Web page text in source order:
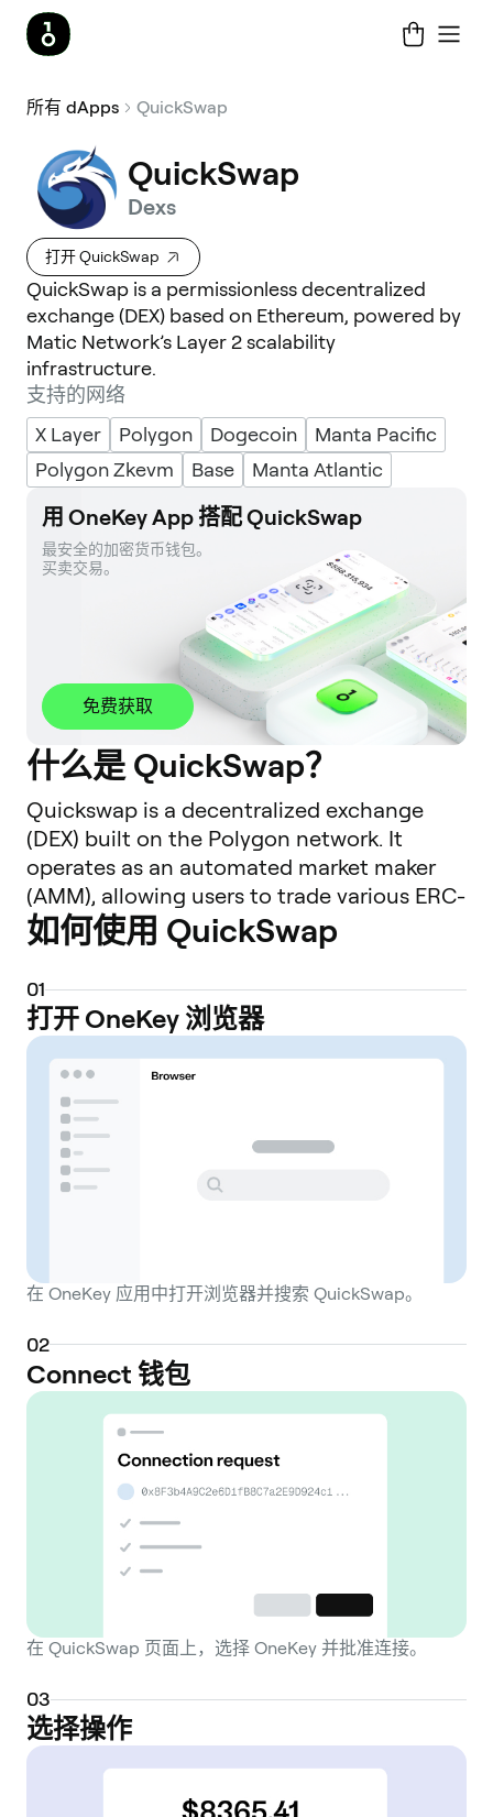
所有 dApps QuickSwap
QuickSwap
Dexs
打开 QuickSwap
QuickSwap is a permissionless decentralized
exchange (DEX) based on Ethereum, powered by
Matic Network’s Layer 2 scalability
infrastructure.
支持的网络
X Layer
Polygon Dogecoin
Manta Pacific
Polygon Zkevm
Base Manta Atlantic
用 OneKey App 搭配 QuickSwap
最安全的加密货币钱包。
买卖交易。
免费获取
什么是 QuickSwap？
Quickswap is a decentralized exchange
(DEX) built on the Polygon network. It
operates as an automated market maker
(AMM), allowing users to trade various ERC-
20 tokens directly from their crypto wallets
without the need for a central intermediary
or order book. As a fork of Uniswap V2,
Quickswap was initially created to offer a
solution to the high transaction fees and
network congestion prevalent on the
Ethereum mainnet. By leveraging Polygon's
Layer 2 scaling infrastructure, Quickswap
provides a significantly faster and more
cost-effective trading environment. Users
substantially lower gas fees and near-
instant transaction finality. This makes
accessible to a broader range of users. The
native utility and governance token of the
platform is QUICK. Holders of the QUICK
token can participate in the protocol's
governance by creating and voting on
proposals that influence the platform's
development and parameters. Furthermore,
QUICK can be staked in features like the
Dragon's Lair, allowing stakers to earn a
portion of the trading fees generated by
the exchange, creating a direct incentive
competitive and enhance capital efficiency
for liquidity providers, Quickswap has
continued to evolve. It has integrated
concentrated liquidity models, similar to
those found in Uniswap V3. This feature
如何使用 QuickSwap
01
打开 OneKey 浏览器
在 OneKey 应用中打开浏览器并搜索 QuickSwap。
02
Connect 钱包
在 QuickSwap 页面上，选择 OneKey 并批准连接。
03
选择操作